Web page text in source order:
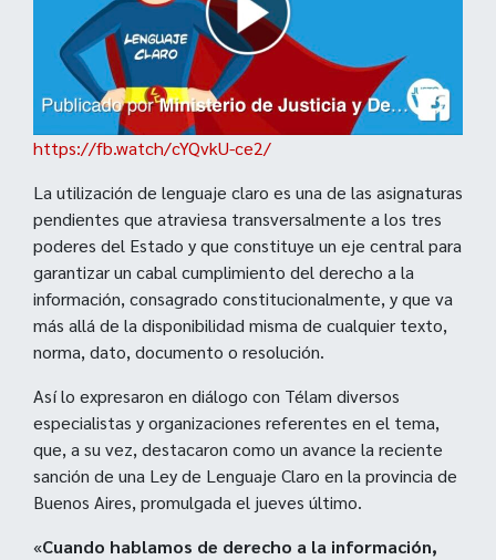
https://fb.watch/cYQvkU-ce2/
La utilización de lenguaje claro es una de las asignaturas
pendientes que atraviesa transversalmente a los tres
poderes del Estado y que constituye un eje central para
garantizar un cabal cumplimiento del derecho a la
información, consagrado constitucionalmente, y que va
más allá de la disponibilidad misma de cualquier texto,
norma, dato, documento o resolución.
Así lo expresaron en diálogo con Télam diversos
especialistas y organizaciones referentes en el tema,
que, a su vez, destacaron como un avance la reciente
sanción de una Ley de Lenguaje Claro en la provincia de
Buenos Aires, promulgada el jueves último.
«Cuando hablamos de derecho a la información,